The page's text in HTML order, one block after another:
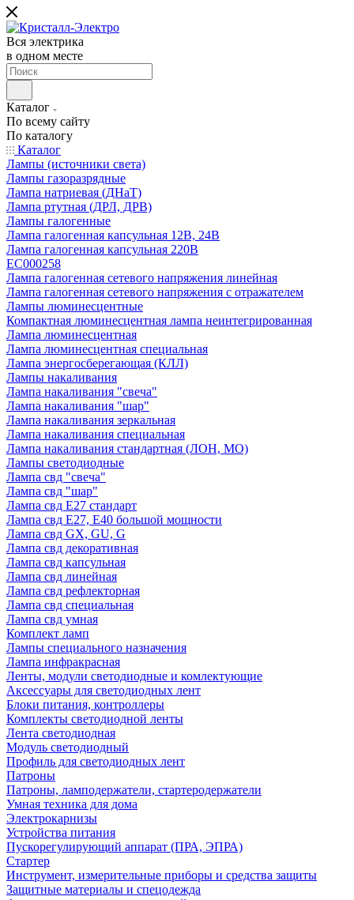
Вся электрика
в одном месте
Каталог
По всему сайту
По каталогу
Каталог
Лампы (источники света)
Лампы газоразрядные
Лампа натриевая (ДНаТ)
Лампа ртутная (ДРЛ, ДРВ)
Лампы галогенные
Лампа галогенная капсульная 12В, 24В
Лампа галогенная капсульная 220В
EC000258
Лампа галогенная сетевого напряжения линейная
Лампа галогенная сетевого напряжения с отражателем
Лампы люминесцентные
Компактная люминесцентная лампа неинтегрированная
Лампа люминесцентная
Лампа люминесцентная специальная
Лампа энергосберегающая (КЛЛ)
Лампы накаливания
Лампа накаливания "свеча"
Лампа накаливания "шар"
Лампа накаливания зеркальная
Лампа накаливания специальная
Лампа накаливания стандартная (ЛОН, МО)
Лампы светодиодные
Лампа свд "свеча"
Лампа свд "шар"
Лампа свд E27 стандарт
Лампа свд E27, Е40 большой мощности
Лампа свд GX, GU, G
Лампа свд декоративная
Лампа свд капсульная
Лампа свд линейная
Лампа свд рефлекторная
Лампа свд специальная
Лампа свд умная
Комплект ламп
Лампы специального назначения
Лампа инфракрасная
Ленты, модули светодиодные и комлектующие
Аксессуары для светодиодных лент
Блоки питания, контроллеры
Комплекты светодиодной ленты
Лента светодиодная
Модуль светодиодный
Профиль для светодиодных лент
Патроны
Патроны, ламподержатели, стартеродержатели
Умная техника для дома
Электрокарнизы
Устройства питания
Пускорегулирующий аппарат (ПРА, ЭПРА)
Стартер
Инструмент, измерительные приборы и средства защиты
Защитные материалы и спецодежда